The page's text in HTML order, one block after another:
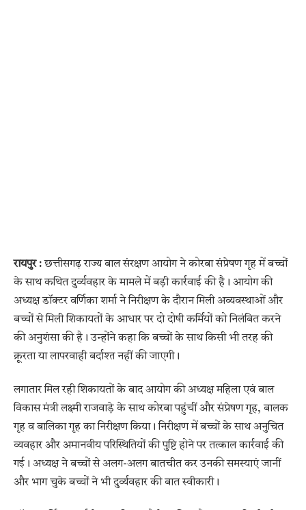
रायपुर :छत्तीसगढ़ राज्य बाल संरक्षण आयोग ने कोरबा संप्रेषण गृह में बच्चों
के साथ कथित दुर्व्यवहार के मामले में बड़ी कार्रवाई की है। आयोग की
अध्यक्ष डॉक्टर वर्णिका शर्मा ने निरीक्षण के दौरान मिली अव्यवस्थाओं और
बच्चों से मिली शिकायतों के आधार पर दो दोषी कर्मियों को निलंबित करने
की अनुशंसा की है। उन्होंने कहा कि बच्चों के साथ किसी भी तरह की
क्रूरता या लापरवाही बर्दाश्त नहीं की जाएगी।
लगातार मिल रही शिकायतों के बाद आयोग की अध्यक्ष महिला एवं बाल
विकास मंत्री लक्ष्मी राजवाड़े के साथ कोरबा पहुंचीं और संप्रेषण गृह, बालक
गृह व बालिका गृह का निरीक्षण किया। निरीक्षण में बच्चों के साथ अनुचित
व्यवहार और अमानवीय परिस्थितियों की पुष्टि होने पर तत्काल कार्रवाई की
गई। अध्यक्ष ने बच्चों से अलग-अलग बातचीत कर उनकी समस्याएं जानीं
और भाग चुके बच्चों ने भी दुर्व्यवहार की बात स्वीकारी।